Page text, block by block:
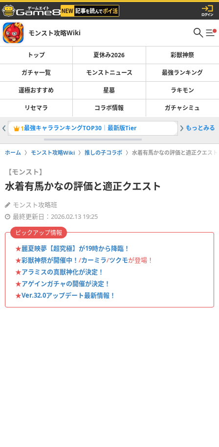
モンスト攻略Wiki
トップ 夏休み2026 彩獣神祭
ガチャ一覧 モンストニュース 最強ランキング
運極おすすめ 星墓 ラキモン
リセマラ コラボ情報 ガチャシミュ
1最強キャラランキングTOP30｜最新版Tier 2彩獣神
もっとみる
ホーム モンスト攻略Wiki 推しの子コラボ 水着有馬かなの評価と適正クエスト
【モンスト】
水着有馬かなの評価と適正クエスト
モンスト攻略班
最終更新日：2026.02.13 19:25
★麗夏映夢【超究極】が19時から降臨！
★彩獣神祭が開催中！ /カーミラ/ツクモが登場！
★アラミスの真獣神化が決定！
★アゲインガチャの開催が決定！
★Ver.32.0アップデート最新情報！
ピックアップ情報